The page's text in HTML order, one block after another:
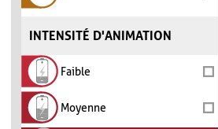
INTENSITÉ D'ANIMATION
Faible
Moyenne